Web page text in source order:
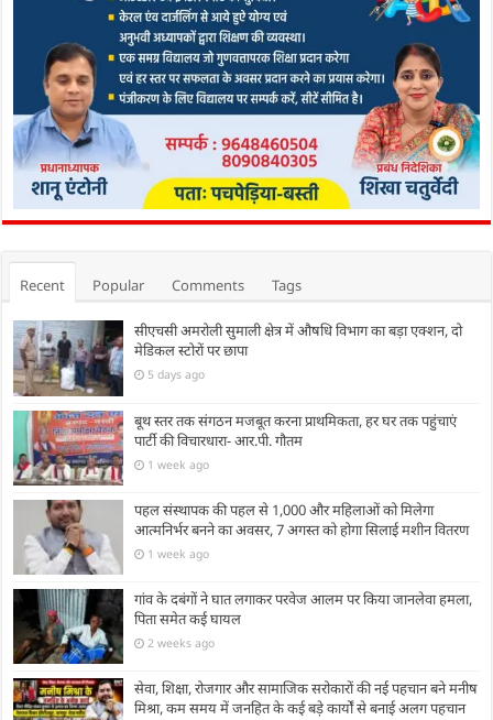
Recent Popular Comments Tags
सीएचसी अमरोली सुमाली क्षेत्र में औषधि विभाग का बड़ा एक्शन, दो
मेडिकल स्टोरों पर छापा
5 days ago
बूथ स्तर तक संगठन मजबूत करना प्राथमिकता, हर घर तक पहुंचाएं
पार्टी की विचारधारा- आर.पी. गौतम
1 week ago
पहल संस्थापक की पहल से 1,000 और महिलाओं को मिलेगा
आत्मनिर्भर बनने का अवसर, 7 अगस्त को होगा सिलाई मशीन वितरण
1 week ago
गांव के दबंगों ने घात लगाकर परवेज आलम पर किया जानलेवा हमला,
पिता समेत कई घायल
2 weeks ago
सेवा, शिक्षा, रोजगार और सामाजिक सरोकारों की नई पहचान बने मनीष
मिश्रा, कम समय में जनहित के कई बड़े कार्यों से बनाई अलग पहचान